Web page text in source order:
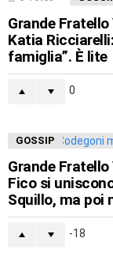
Grande
Katia
famiglia”. È lite
0
GOSSIP
Grande
Fico si
Squillo, ma poi
-18